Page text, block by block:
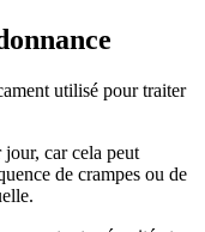
utilisé pour traiter
car cela peut
de crampes ou de